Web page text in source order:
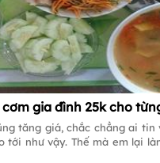
cơm gia đình 25k cho
tăng giá, chắc chẳng ai tin
tới như vậy. Thế mà em lại